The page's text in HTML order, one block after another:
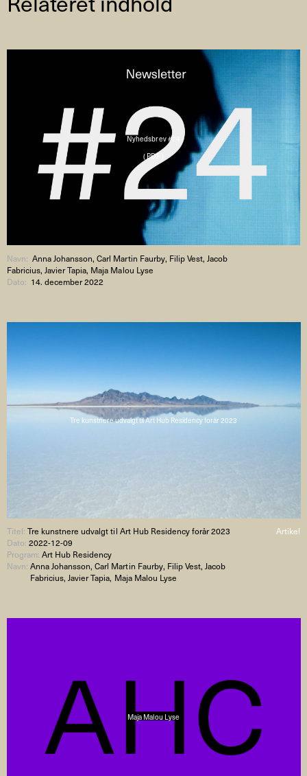
Nyhedsbrev #24
( PDF )
Navn:Anna Johansson, Carl Martin Faurby, Filip Vest, Jacob
Fabricius, Javier Tapia, Maja Malou Lyse
Dato: 14. december 2022
Tre kunstnere udvalgt til Art Hub Residency forår 2023
Artikel
Titel:Tre kunstnere udvalgt til Art Hub Residency forår 2023
Dato:2022-12-09
Program:Art Hub Residency
Navn:Anna Johansson, Carl Martin Faurby, Filip Vest, Jacob
Fabricius, Javier Tapia, Maja Malou Lyse
Maja Malou Lyse